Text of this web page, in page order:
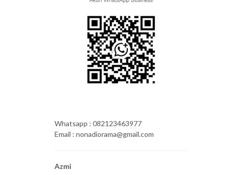
Whatsapp : 082123463977
Email : nonadiorama@gmail.com
Azmi